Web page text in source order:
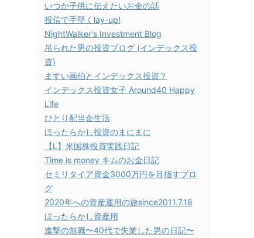
いつか子供に伝えたいお金の話
投信で手堅くlay-up!
NightWalker's Investment Blog
吊られた男の投資ブログ (インデックス投
資)
ますい画伯とインデックス投資？
インデックス投資女子 Around40 Happy
Life
ひとり配当金生活
ほったらかし投資のまにまに
【L】米国株投資実践日記
Time is money キムのお金日記
セミリタイア資金3000万円を目指すブロ
グ
2020年への資産運用の旅since2011.7.18
ほったらかし資産用
進撃の無職〜40代で失業した男の日記〜